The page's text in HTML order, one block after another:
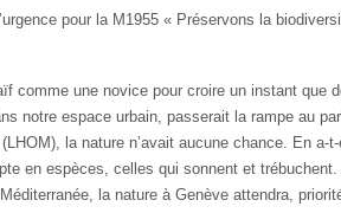
pour la M1955 « Préservons la
comme une novice pour croire un instant que
notre espace urbain, passerait la rampe au
la nature n’avait aucune chance. En a-
en espèces, celles qui sonnent et
la nature à Genève attendra,